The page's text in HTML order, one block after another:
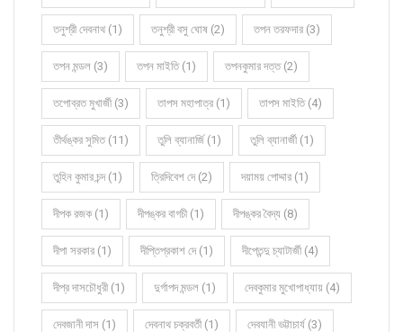
তনুশ্রী দেবনাথ (1) তনুশ্রী বসু ঘোষ (2) তপন তরফদার (3)
তপন মন্ডল (3) তপন মাইতি (1) তপনকুমার দত্ত (2)
তপোব্রত মুখার্জী (3) তাপস মহাপাত্র (1) তাপস মাইতি (4)
তীর্থঙ্কর সুমিত (11) তুলি ব্যানার্জি (1) তুলি ব্যানার্জী (1)
তুহিন কুমার চন্দ (1) ত্রিদিবেশ দে (2) দয়াময় পোদ্দার (1)
দীপক রজক (1) দীপঙ্কর বাগচী (1) দীপঙ্কর বৈদ্য (8)
দীপা সরকার (1) দীপ্তিপ্রকাশ দে (1) দীপ্তেন্দু চ্যাটার্জী (4)
দীপ্র দাসচৌধুরী (1) দুর্গাপদ মন্ডল (1) দেবকুমার মুখোপাধ্যায় (4)
দেবজানী দাস (1) দেবনাথ চক্রবর্তী (1) দেবযানী ভট্টাচার্য (3)